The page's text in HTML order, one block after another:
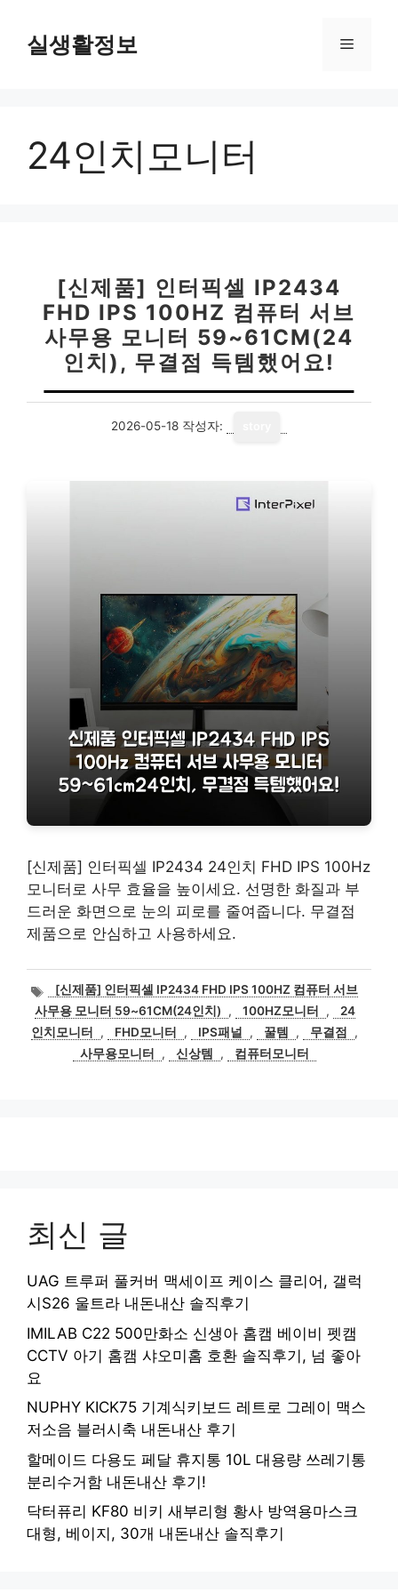
실생활정보 메
24인치모니터
[신제품] 인터픽셀 IP2434
FHD IPS 100HZ 컴퓨터 서브
사무용 모니터 59~61CM(24
인치), 무결점 득템했어요!
2026-05-18 작성자:
[신제품] 인터픽셀 IP2434 24인치 FHD IPS 100Hz
모니터로 사무 효율을 높이세요. 선명한 화질과 부
드러운 화면으로 눈의 피로를 줄여줍니다. 무결점
제품으로 안심하고 사용하세요.
태
그
[신제품] 인터픽셀 IP2434 FHD IPS 100HZ 컴퓨터 서브
사무용 모니터 59~61CM(24인치)
, 100HZ모니터 ,
24
인치모니터
, FHD모니터 , IPS패널 , 꿀템 , 무결점
,
사무용모니터
, 신상템 , 컴퓨터모니터
최신 글
UAG 트루퍼 풀커버 맥세이프 케이스 클리어, 갤럭
시S26 울트라 내돈내산 솔직후기
IMILAB C22 500만화소 신생아 홈캠 베이비 펫캠
CCTV 아기 홈캠 샤오미홈 호환 솔직후기, 넘 좋아
요
NUPHY KICK75 기계식키보드 레트로 그레이 맥스
저소음 블러시축 내돈내산 후기
할메이드 다용도 페달 휴지통 10L 대용량 쓰레기통
분리수거함 내돈내산 후기!
닥터퓨리 KF80 비키 새부리형 황사 방역용마스크
대형, 베이지, 30개 내돈내산 솔직후기